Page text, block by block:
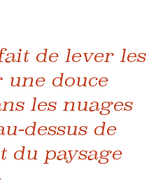
de lever les
douce
les nuages
dessus de
paysage